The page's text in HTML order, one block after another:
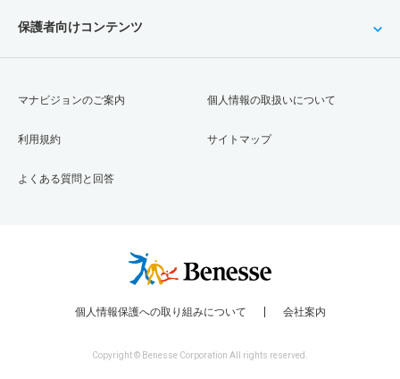
保護者向けコンテンツ
マナビジョンのご案内
利用規約
よくある質問と回答
個人情報の取扱いについて
サイトマップ
個人情報保護への取り組みについて 会社案内
Copyright © Benesse Corporation All rights reserved.